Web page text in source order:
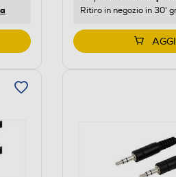
Ritiro in negozio in 30'